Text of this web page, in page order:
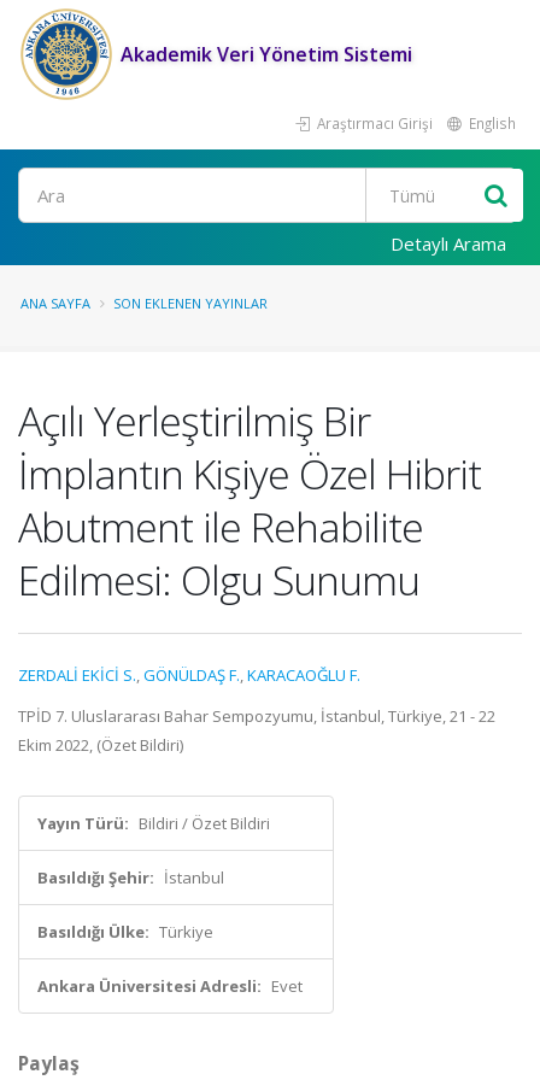
Akademik Veri Yönetim Sistemi
Araştırmacı Girişi English
Ara
Detaylı Arama
ANA SAYFA SON EKLENEN YAYINLAR
Açılı Yerleştirilmiş Bir
İmplantın Kişiye Özel Hibrit
Abutment ile Rehabilite
Edilmesi: Olgu Sunumu
ZERDALİ EKİCİ S.,GÖNÜLDAŞ F.,KARACAOĞLU F.
TPİD 7. Uluslararası Bahar Sempozyumu, İstanbul, Türkiye, 21 - 22
Ekim 2022, (Özet Bildiri)
Yayın Türü: Bildiri / Özet Bildiri
Basıldığı Şehir: İstanbul
Basıldığı Ülke: Türkiye
Ankara Üniversitesi Adresli: Evet
Paylaş